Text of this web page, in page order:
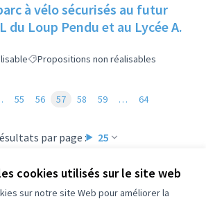
cookies utilisés sur le site web
sur notre site Web pour améliorer la
à vélo sécurisés au futur
du Loup Pendu et au Lycée A.
Propositions non réalisables
par page : 25
55 56 57 58 59 … 64